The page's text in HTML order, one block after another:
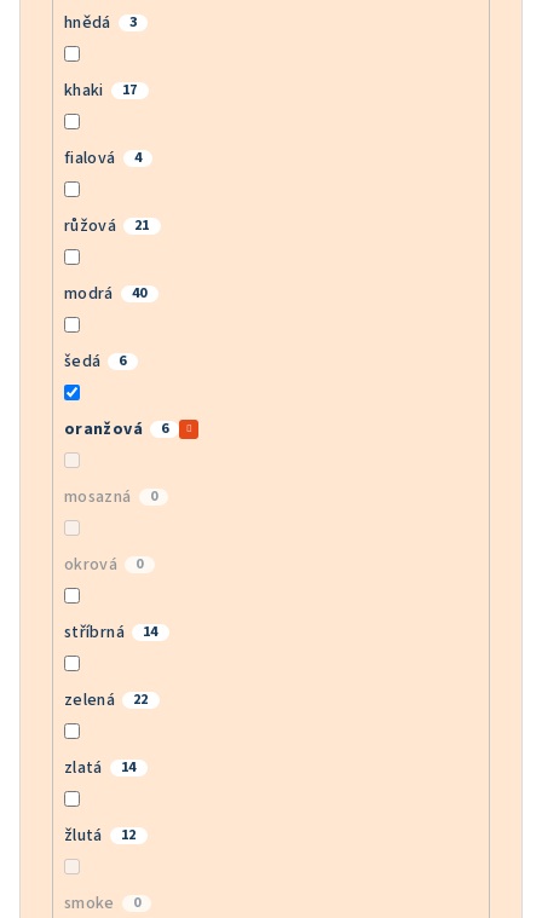
hnědá 3
khaki 17
fialová 4
růžová 21
modrá 40
šedá 6
oranžová 6
mosazná 0
okrová 0
stříbrná 14
zelená 22
zlatá 14
žlutá 12
smoke 0